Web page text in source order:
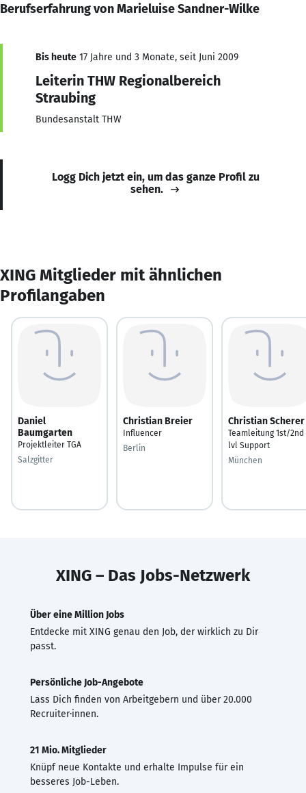
Berufserfahrung von Marieluise Sandner-Wilke
Bis heute 17 Jahre und 3 Monate, seit Juni 2009
Leiterin THW Regionalbereich
Straubing
Bundesanstalt THW
Logg Dich jetzt ein, um das ganze Profil zu
sehen.
XING Mitglieder mit ähnlichen
Profilangaben
Daniel
Baumgarten
Projektleiter TGA
Salzgitter
Christian Breier
Influencer
Berlin
Christian Scherer
Teamleitung 1st/2nd
lvl Support
München
XING – Das Jobs-Netzwerk
Über eine Million Jobs
Entdecke mit XING genau den Job, der wirklich zu Dir
passt.
Persönliche Job-Angebote
Lass Dich finden von Arbeitgebern und über 20.000
Recruiter·innen.
21 Mio. Mitglieder
Knüpf neue Kontakte und erhalte Impulse für ein
besseres Job-Leben.